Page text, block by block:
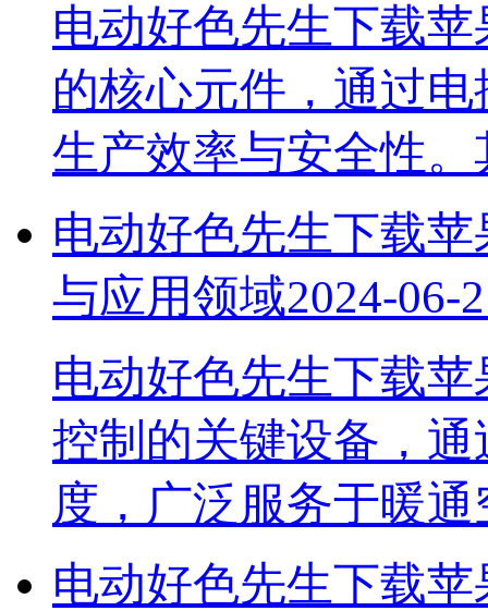
电动好色先生下载
的核心元件，通过电
生产效率与安全性
电动好色先生下载苹
与应用领域2024-06-
电动好色先生下载
控制的关键设备，
度，广泛服务于暖
电动好色先生下载苹